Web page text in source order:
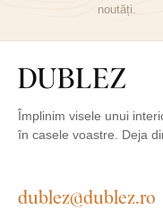
noutăți.
Împlinim visele unui
în casele voastre. Deja
dublez@dublez.ro